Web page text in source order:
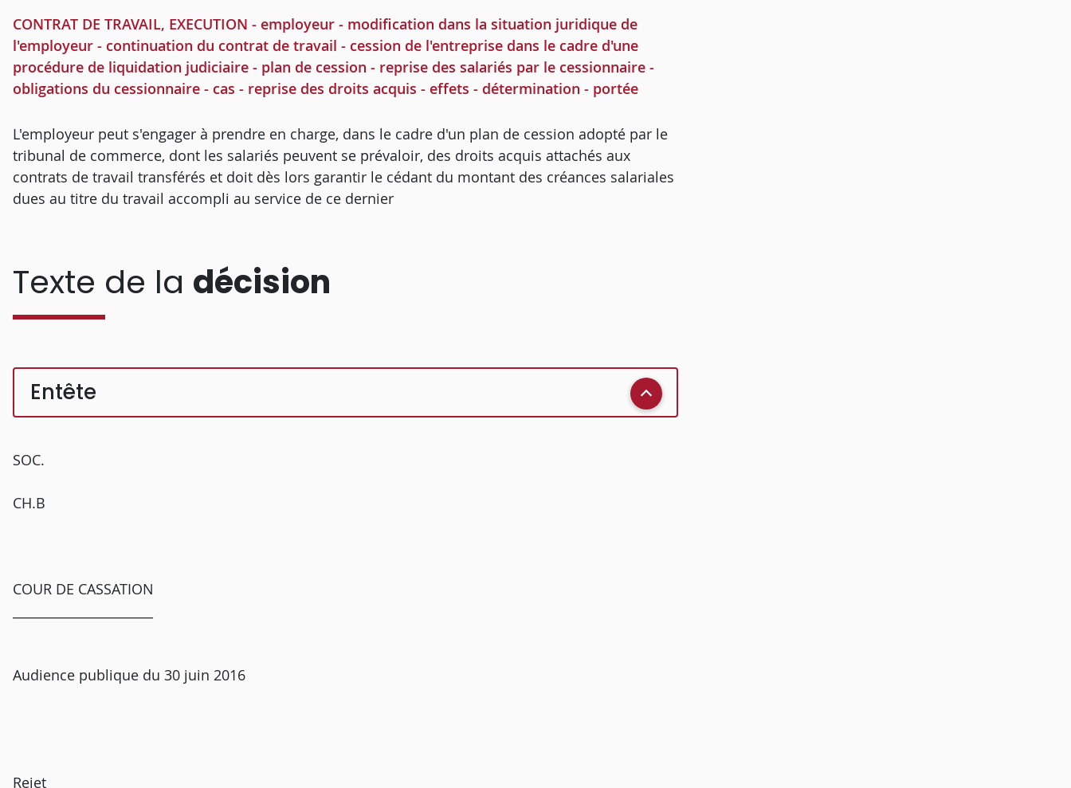
CONTRAT DE TRAVAIL, EXECUTION - employeur - modification dans la situation juridique de
l'employeur - continuation du contrat de travail - cession de l'entreprise dans le cadre d'une
procédure de liquidation judiciaire - plan de cession - reprise des salariés par le cessionnaire -
obligations du cessionnaire - cas - reprise des droits acquis - effets - détermination - portée
L'employeur peut s'engager à prendre en charge, dans le cadre d'un plan de cession adopté par le
tribunal de commerce, dont les salariés peuvent se prévaloir, des droits acquis attachés aux
contrats de travail transférés et doit dès lors garantir le cédant du montant des créances salariales
dues au titre du travail accompli au service de ce dernier
Texte de la décision
Entête
SOC.
CH.B
COUR DE CASSATION
Audience publique du 30 juin 2016
Rejet